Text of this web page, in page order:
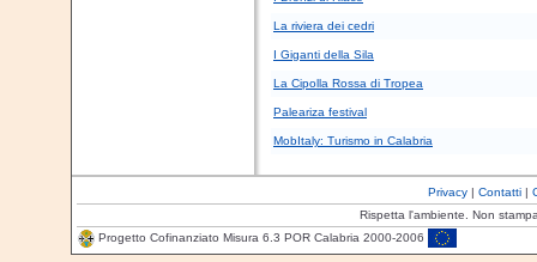
La riviera dei cedri
I Giganti della Sila
La Cipolla Rossa di Tropea
Paleariza festival
MobItaly: Turismo in Calabria
Privacy| Contatti|
Rispetta l'ambiente. Non
Progetto Cofinanziato Misura 6.3 POR Calabria 2000-2006